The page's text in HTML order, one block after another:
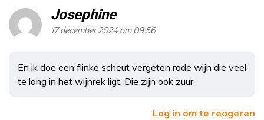
Josephine
17 december 2024 om 09:56
En ik doe een flinke scheut vergeten rode wijn die veel
te lang in het wijnrek ligt. Die zijn ook zuur.
Log in om te reageren